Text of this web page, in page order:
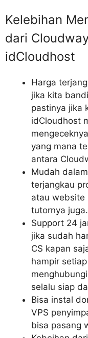
Kelebihan
dari
idCloudhost
Harga
jika kita
pastinya jika
idCloudhost
yang mana
antara
Mudah
terjangkau
atau website
tutornya juga.
Support 24
jika sudah
CS kapan
hampir
selalu siap
Bisa instal
VPS
bisa pasang